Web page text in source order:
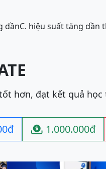
dầnC. hiệu suất tăng dần
hơn, đạt kết quả học
 1.000.000đ